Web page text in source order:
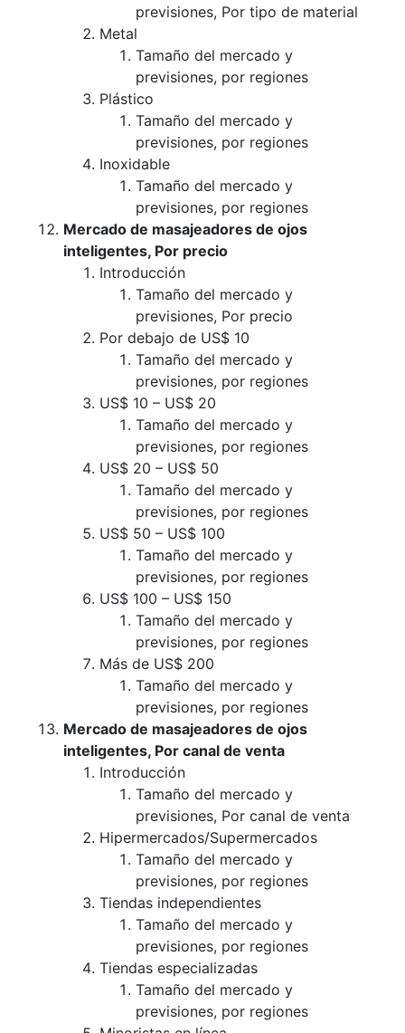
previsiones, Por tipo de material
Metal
Tamaño del mercado y
previsiones, por regiones
Plástico
Tamaño del mercado y
previsiones, por regiones
Inoxidable
Tamaño del mercado y
previsiones, por regiones
Mercado de masajeadores de ojos
inteligentes, Por precio
Introducción
Tamaño del mercado y
previsiones, Por precio
Por debajo de US$ 10
Tamaño del mercado y
previsiones, por regiones
US$ 10 – US$ 20
Tamaño del mercado y
previsiones, por regiones
US$ 20 – US$ 50
Tamaño del mercado y
previsiones, por regiones
US$ 50 – US$ 100
Tamaño del mercado y
previsiones, por regiones
US$ 100 – US$ 150
Tamaño del mercado y
previsiones, por regiones
Más de US$ 200
Tamaño del mercado y
previsiones, por regiones
Mercado de masajeadores de ojos
inteligentes, Por canal de venta
Introducción
Tamaño del mercado y
previsiones, Por canal de venta
Hipermercados/Supermercados
Tamaño del mercado y
previsiones, por regiones
Tiendas independientes
Tamaño del mercado y
previsiones, por regiones
Tiendas especializadas
Tamaño del mercado y
previsiones, por regiones